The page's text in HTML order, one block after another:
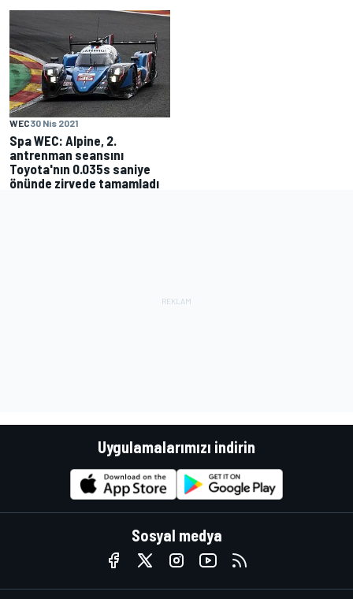
WEC30 Nis 2021
Spa WEC: Alpine, 2.
antrenman seansını
Toyota'nın 0.035s saniye
önünde zirvede tamamladı
Uygulamalarımızı indirin
Sosyal medya